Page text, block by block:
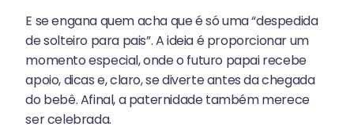
E se engana quem acha que é só uma “despedida
de solteiro para pais”. A ideia é proporcionar um
momento especial, onde o futuro papai recebe
apoio, dicas e, claro, se diverte antes da chegada
do bebê. Afinal, a paternidade também merece
ser celebrada.